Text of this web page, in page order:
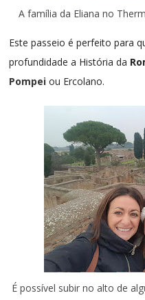
A família da Eliana no
Este passeio é perfeito para
profundidade a História da
Pompeiou Ercolano.
É possível subir no alto de